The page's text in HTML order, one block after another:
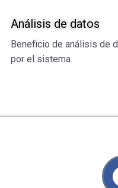
Análisis de datos
Beneficio de análisis de
por el sistema.